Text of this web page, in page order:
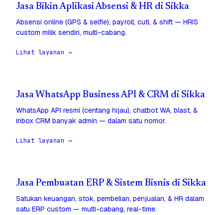
Jasa Bikin Aplikasi Absensi & HR di Sikka
Absensi online (GPS & selfie), payroll, cuti, & shift — HRIS
custom milik sendiri, multi-cabang.
Lihat layanan →
Jasa WhatsApp Business API & CRM di Sikka
WhatsApp API resmi (centang hijau), chatbot WA, blast, &
inbox CRM banyak admin — dalam satu nomor.
Lihat layanan →
Jasa Pembuatan ERP & Sistem Bisnis di Sikka
Satukan keuangan, stok, pembelian, penjualan, & HR dalam
satu ERP custom — multi-cabang, real-time.